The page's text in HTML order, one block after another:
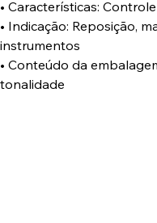
• Características:
• Indicação: Reposição,
instrumentos
• Conteúdo da
tonalidade